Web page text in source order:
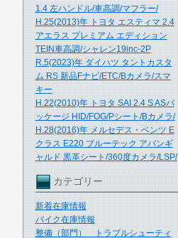
1.4 左ハンドル/車高調/マフラー/
H.25(2013)年 トヨタ エスティマ 2.4
アエラス プレミアム エディション
TEIN車高調/シャレン19inc-2P
R.5(2023)年 ダイハツ タントカスタ
ム RS 新品Fナビ/ETC/Bカメラ/スマ
キー
H.22(2010)年 トヨタ SAI 2.4 S ASパ
ッケージ HID/FOG/Pシート/Bカメラ/
H.28(2016)年 メルセデス・ベンツ E
クラス E220 ブルーテック アバンギ
ャルド 黒革シート/360度カメラ/LSP/
カテゴリー
新着在庫情報
バイク在庫情報
整備（部門） トラブルシューティ